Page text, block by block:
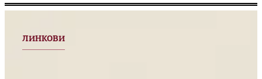
ЛИНКОВИ